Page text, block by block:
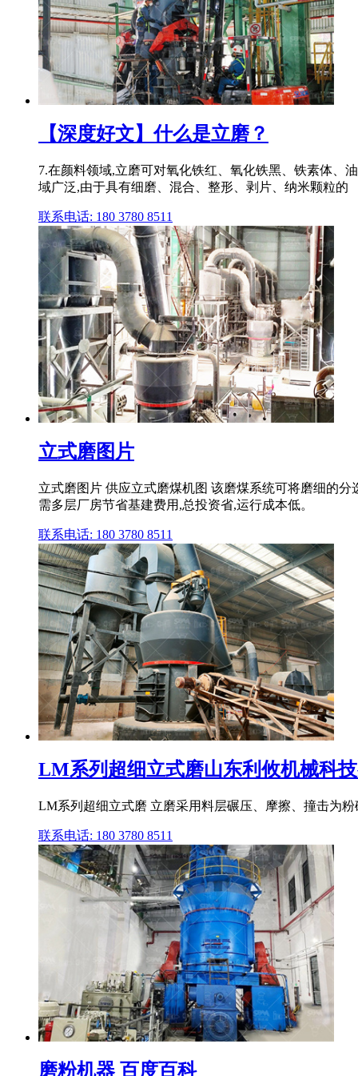
【深度好文】什么是立磨？
7.在颜料领域,立磨可对氧化铁红、氧化铁黑、铁素体、
域广泛,由于具有细磨、混合、整形、剥片、纳米颗粒的
联系电话: 180 3780 8511
立式磨图片
立式磨图片 供应立式磨煤机图 该磨煤系统可将磨细的
需多层厂房节省基建费用,总投资省,运行成本低。
联系电话: 180 3780 8511
LM系列超细立式磨山东利攸机械科
LM系列超细立式磨 立磨采用料层碾压、摩擦、撞击为
联系电话: 180 3780 8511
磨粉机器 百度百科